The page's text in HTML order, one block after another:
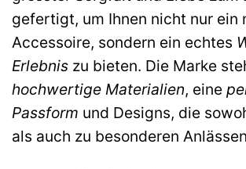
gefertigt, um Ihnen nicht nur ein
Accessoire, sondern ein echtes
Erlebnis zu bieten. Die Marke
hochwertige Materialien, eine
Passform und Designs, die
als auch zu besonderen